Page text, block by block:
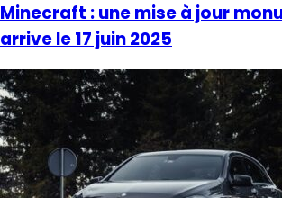
Minecraft : une mise à jour
arrive le 17 juin 2025